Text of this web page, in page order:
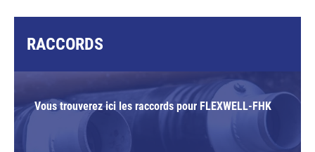
RACCORDS
Vous trouverez ici les raccords pour FLEXWELL-FHK